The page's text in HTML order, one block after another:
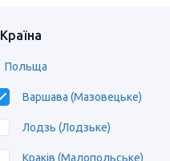
Країна
Польща
Варшава (Мазовецьке)
Лодзь (Лодзьке)
Краків (Малопольське)